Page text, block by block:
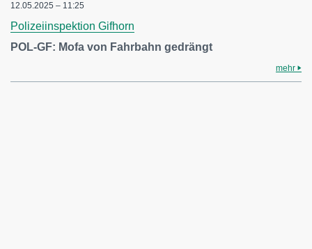
12.05.2025 – 11:25
Polizeiinspektion Gifhorn
POL-GF: Mofa von Fahrbahn gedrängt
mehr